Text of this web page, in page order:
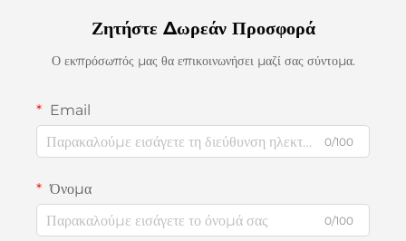
Ζητήστε Δωρεάν Προσφορά
Ο εκπρόσωπός μας θα επικοινωνήσει μαζί σας σύντομα.
Email
0/100
Όνομα
0/100